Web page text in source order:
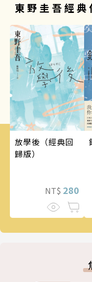
東野圭吾經典
放學後（經典回
歸版）
NT$ 280